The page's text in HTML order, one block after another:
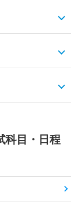
科目・日程